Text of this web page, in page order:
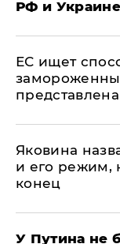
РФ и Украине
ЕС ищет
Яковина
и его режим,
конец
У Путина не